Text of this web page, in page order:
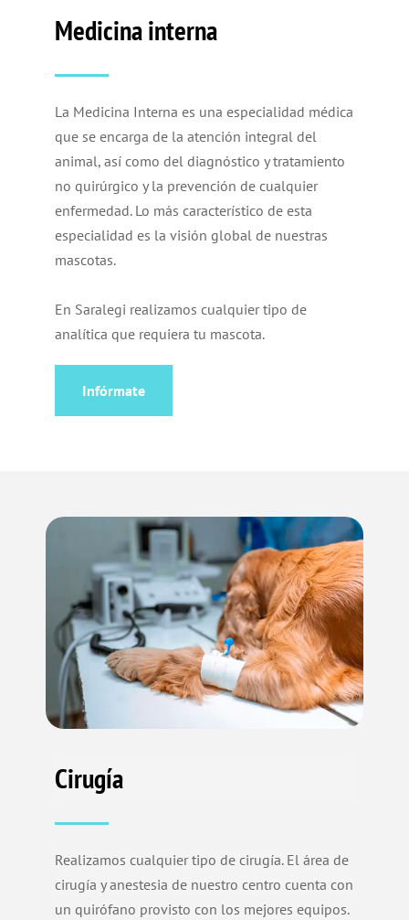
Medicina interna
La Medicina Interna es una especialidad médica
que se encarga de la atención integral del
animal, así como del diagnóstico y tratamiento
no quirúrgico y la prevención de cualquier
enfermedad. Lo más característico de esta
especialidad es la visión global de nuestras
mascotas.
En Saralegi realizamos cualquier tipo de
analítica que requiera tu mascota.
Infórmate
Cirugía
Realizamos cualquier tipo de cirugía. El área de
cirugía y anestesia de nuestro centro cuenta con
un quirófano provisto con los mejores equipos.